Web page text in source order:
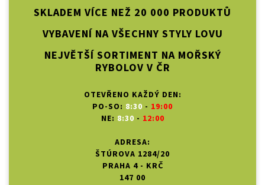
SKLADEM VÍCE NEŽ 20 000 PRODUKTŮ
VYBAVENÍ NA VŠECHNY STYLY LOVU
NEJVĚTŠÍ SORTIMENT NA MOŘSKÝ
RYBOLOV V ČR
OTEVŘENO KAŽDÝ DEN:
PO-SO: 8:30 - 19:00
NE: 8:30 - 12:00
ADRESA:
ŠTÚROVA 1284/20
PRAHA 4 - KRČ
147 00